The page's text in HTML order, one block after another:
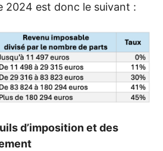
2024 est donc le suivant :
d’imposition et des